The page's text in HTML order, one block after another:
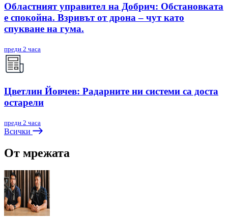
Областният управител на Добрич: Обстановката
е спокойна. Взривът от дрона – чут като
спукване на гума.
преди 2 часа
Цветлин Йовчев: Радарните ни системи са доста
остарели
преди 2 часа
Всички
От мрежата